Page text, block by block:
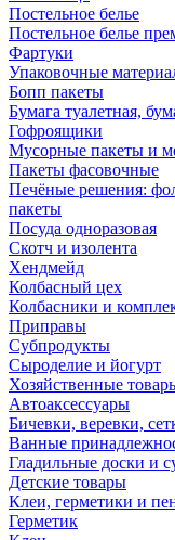
Постельное белье
Постельное белье
Фартуки
Упаковочные
Бопп пакеты
Бумага туалетная,
Гофроящики
Мусорные пакеты и
Пакеты фасовочные
Печёные решения:
пакеты
Посуда одноразовая
Скотч и изолента
Хендмейд
Колбасный цех
Колбасники и
Приправы
Субпродукты
Сыроделие и йогурт
Хозяйственные
Автоаксессуары
Бичевки, веревки,
Ванные
Гладильные доски и
Детские товары
Клеи, герметики и
Герметик